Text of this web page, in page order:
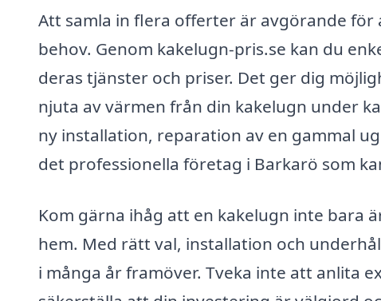
Att samla in flera offerter är avgörande
behov. Genom kakelugn-pris.se kan du
deras tjänster och priser. Det ger dig
njuta av värmen från din kakelugn under
ny installation, reparation av en gammal
det professionella företag i Barkarö som
Kom gärna ihåg att en kakelugn inte bara
hem. Med rätt val, installation och
i många år framöver. Tveka inte att anlita